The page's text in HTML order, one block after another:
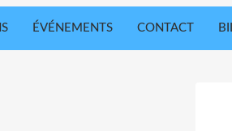
ÉVÉNEMENTS CONTACT